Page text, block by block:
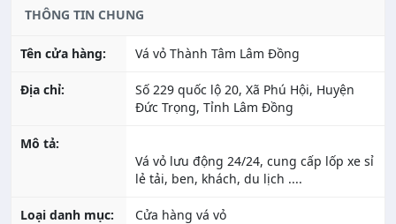
THÔNG TIN CHUNG
Tên cửa hàng: Vá vỏ Thành Tâm Lâm Đồng
Địa chỉ:
Số 229 quốc lộ 20, Xã Phú Hội, Huyện
Đức Trọng, Tỉnh Lâm Đồng
Mô tả:
Vá vỏ lưu động 24/24, cung cấp lốp xe sỉ
Loại danh mục: Cửa hàng vá vỏ